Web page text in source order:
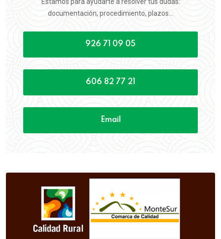
Estamos para ayudarte a resolver tus dudas:
documentación, procedimiento, plazos...
926 71 09 05
606 82 77 21
Email